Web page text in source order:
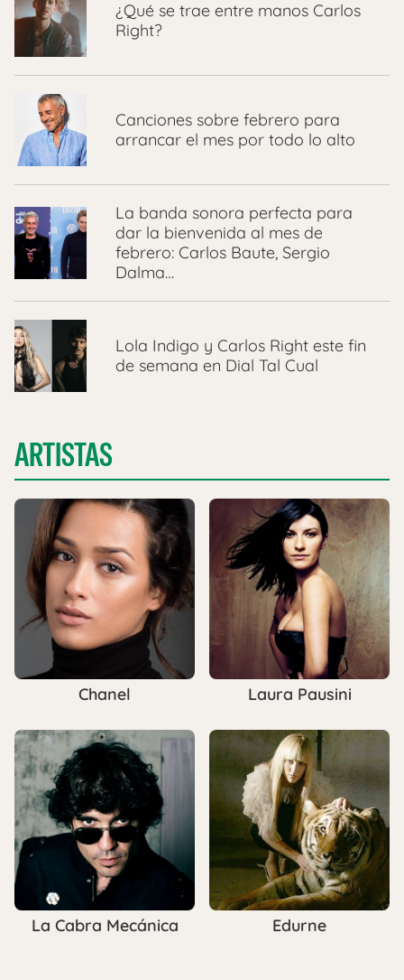
¿Qué se trae entre manos Carlos
Right?
Canciones sobre febrero para
arrancar el mes por todo lo alto
La banda sonora perfecta para
dar la bienvenida al mes de
febrero: Carlos Baute, Sergio
Dalma…
Lola Indigo y Carlos Right este fin
de semana en Dial Tal Cual
ARTISTAS
Chanel Laura Pausini
La Cabra Mecánica Edurne